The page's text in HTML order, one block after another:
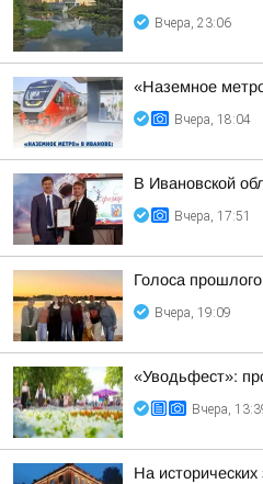
Вчера, 23:06
«Наземное
Вчера, 18:04
В Ивановской
Вчера, 17:51
Голоса
Вчера, 19:09
«Уводьфест»:
Вчера,
На